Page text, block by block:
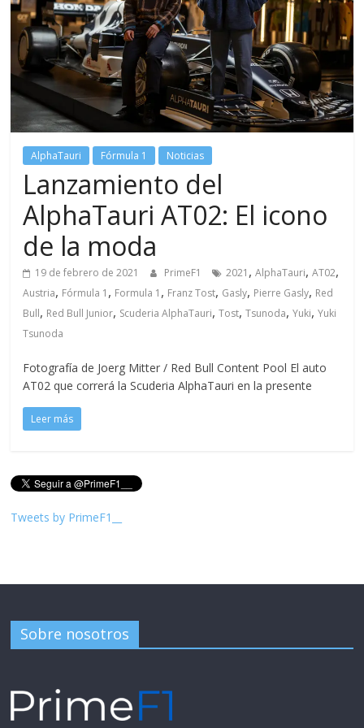
AlphaTauri Fórmula 1 Noticias
Lanzamiento del
AlphaTauri AT02: El icono
de la moda
19 de febrero de 2021 PrimeF1 2021 ,AlphaTauri,AT02,
Austria, Fórmula 1 , Formula 1 , Franz Tost, Gasly, Pierre Gasly, Red
Bull, Red Bull Junior, Scuderia AlphaTauri,Tost,Tsunoda,Yuki,Yuki
Tsunoda
Fotografía de Joerg Mitter / Red Bull Content Pool El auto
AT02 que correrá la Scuderia AlphaTauri en la presente
Leer más
Tweets by PrimeF1__
Sobre nosotros